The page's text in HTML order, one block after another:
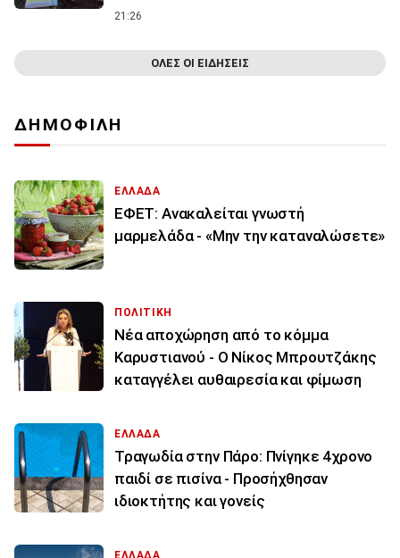
21:26
ΟΛΕΣ ΟΙ ΕΙΔΗΣΕΙΣ
ΔΗΜΟΦΙΛΗ
ΕΛΛΑΔΑ
ΕΦΕΤ: Ανακαλείται γνωστή
μαρμελάδα - «Μην την καταναλώσετε»
ΠΟΛΙΤΙΚΗ
Νέα αποχώρηση από το κόμμα
Καρυστιανού - Ο Νίκος Μπρουτζάκης
καταγγέλει αυθαιρεσία και φίμωση
ΕΛΛΑΔΑ
Τραγωδία στην Πάρο: Πνίγηκε 4χρονο
παιδί σε πισίνα - Προσήχθησαν
ιδιοκτήτης και γονείς
ΕΛΛΑΔΑ